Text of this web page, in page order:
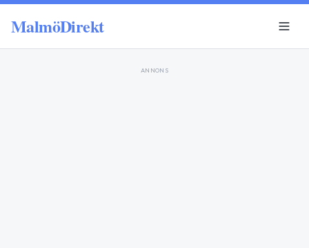
MalmöDirekt
ANNONS